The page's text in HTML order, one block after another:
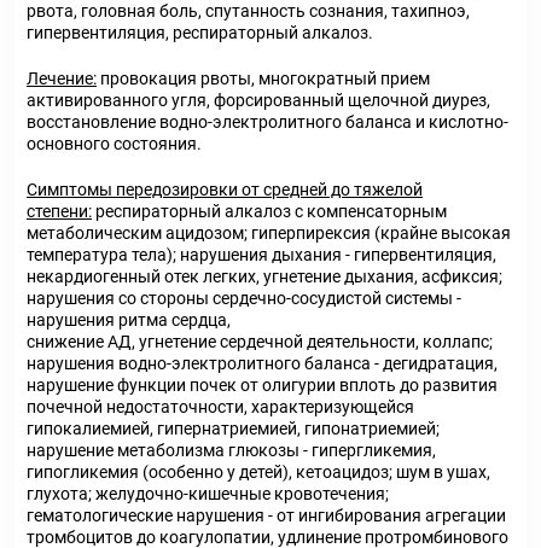
рвота, головная боль, спутанность сознания, тахипноэ,
гипервентиляция, респираторный алкалоз.
Лечение: провокация рвоты, многократный прием
активированного угля, форсированный щелочной диурез,
восстановление водно-электролитного баланса и кислотно-
основного состояния.
Симптомы передозировки от средней до тяжелой
степени: респираторный алкалоз с компенсаторным
метаболическим ацидозом; гиперпирексия (крайне высокая
температура тела); нарушения дыхания - гипервентиляция,
некардиогенный отек легких, угнетение дыхания, асфиксия;
нарушения со стороны сердечно-сосудистой системы -
нарушения ритма сердца,
снижение АД, угнетение сердечной деятельности, коллапс;
нарушения водно-электролитного баланса - дегидратация,
нарушение функции почек от олигурии вплоть до развития
почечной недостаточности, характеризующейся
гипокалиемией, гипернатриемией, гипонатриемией;
нарушение метаболизма глюкозы - гипергликемия,
гипогликемия (особенно у детей), кетоацидоз; шум в ушах,
глухота; желудочно-кишечные кровотечения;
гематологические нарушения - от ингибирования агрегации
тромбоцитов до коагулопатии, удлинение протромбинового